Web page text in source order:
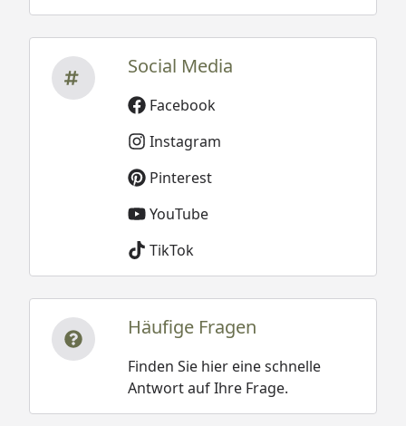
Social Media
Facebook
Instagram
Pinterest
YouTube
TikTok
Häufige Fragen
Finden Sie hier eine schnelle
Antwort auf Ihre Frage.